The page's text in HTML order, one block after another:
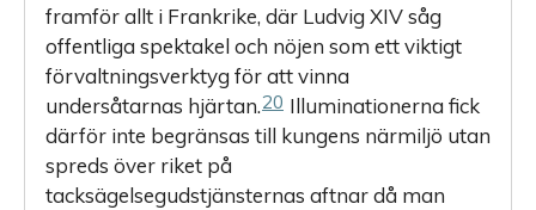
framför allt i Frankrike, där Ludvig XIV såg
offentliga spektakel och nöjen som ett viktigt
förvaltningsverktyg för att vinna
undersåtarnas hjärtan.20 Illuminationerna fick
därför inte begränsas till kungens närmiljö utan
spreds över riket på
tacksägelsegudstjänsternas aftnar då man